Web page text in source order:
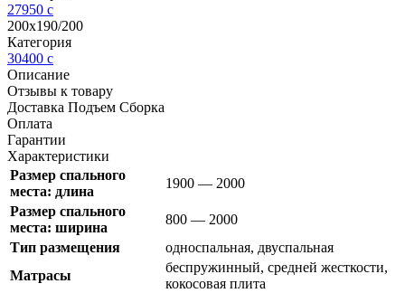
27950 c
200х190/200
Категория
30400 c
Описание
Отзывы к товару
Доставка Подъем Сборка
Оплата
Гарантии
Характеристики
Размер спального
места: длина
1900 — 2000
Размер спального
места: ширина
800 — 2000
Тип размещения
односпальная, двуспальная
Матрасы
беспружинный, средней жесткости,
кокосовая плита